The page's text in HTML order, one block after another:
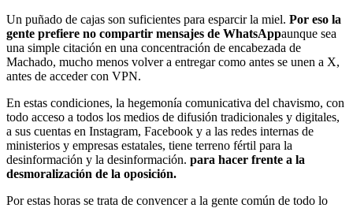
Un puñado de cajas son suficientes para esparcir la miel. Por eso la
gente prefiere no compartir mensajes de WhatsAppaunque sea
una simple citación en una concentración de encabezada de
Machado, mucho menos volver a entregar como antes se unen a X,
antes de acceder con VPN.
En estas condiciones, la hegemonía comunicativa del chavismo, con
todo acceso a todos los medios de difusión tradicionales y digitales,
a sus cuentas en Instagram, Facebook y a las redes internas de
ministerios y empresas estatales, tiene terreno fértil para la
desinformación y la desinformación. para hacer frente a la
desmoralización de la oposición.
Por estas horas se trata de convencer a la gente común de todo lo